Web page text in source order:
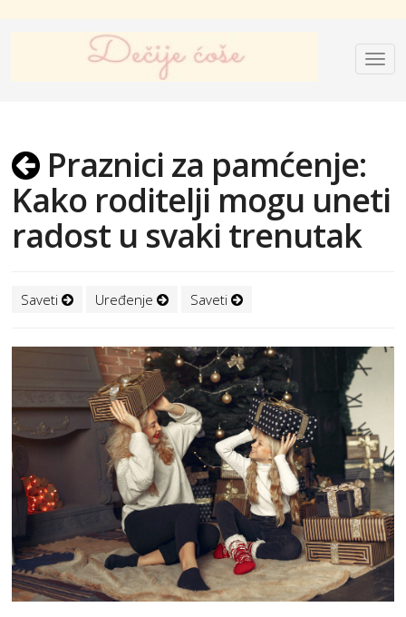
Praznici za pamćenje:
Kako roditelji mogu uneti
radost u svaki trenutak
Saveti Uređenje Saveti